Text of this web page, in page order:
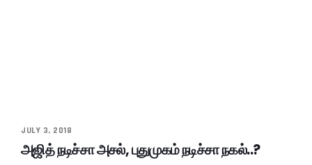
JULY 3, 2018
அஜித் நடிச்சா அசல், புதுமுகம் நடிச்சா நகல்..?